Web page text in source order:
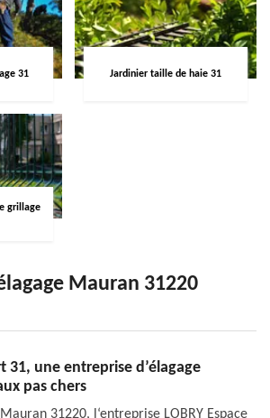
31 Jardinier taille de haie 31
grillage
Mauran 31220
31, une entreprise d’élagage
pas chers
31220, l‘entreprise LOBRY Espace